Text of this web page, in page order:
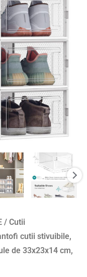
/ Cutii
cutii stivuibile,
de 33x23x14 cm,